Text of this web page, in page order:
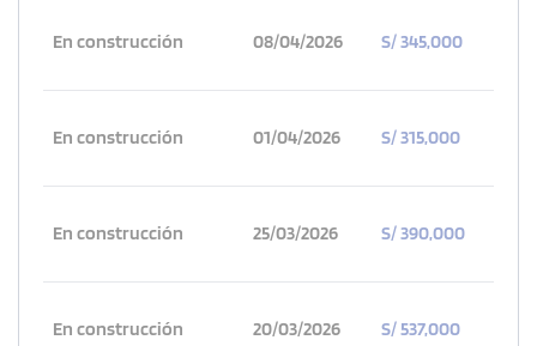
En construcción 08/04/2026 S/ 345,000
En construcción 01/04/2026 S/ 315,000
En construcción 25/03/2026 S/ 390,000
En construcción 20/03/2026 S/ 537,000